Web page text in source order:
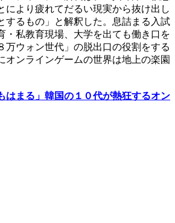
により疲れてだるい現実から抜け出し
するもの」と解釈した。息詰まる入試
・私教育現場、大学を出ても働き口を
万ウォン世代」の脱出口の役割をする
オンラインゲームの世界は地上の楽園
はまる」韓国の１０代が熱狂するオン